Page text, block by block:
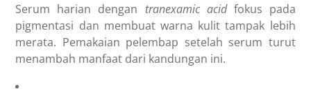
Serum harian dengan tranexamic acid fokus pada
pigmentasi dan membuat warna kulit tampak lebih
merata. Pemakaian pelembap setelah serum turut
menambah manfaat dari kandungan ini.